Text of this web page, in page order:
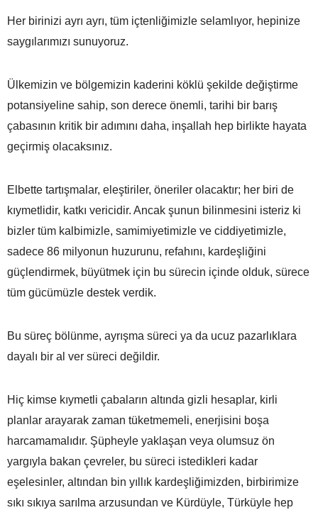
Her birinizi ayrı ayrı, tüm içtenliğimizle selamlıyor, hepinize
saygılarımızı sunuyoruz.
Ülkemizin ve bölgemizin kaderini köklü şekilde değiştirme
potansiyeline sahip, son derece önemli, tarihi bir barış
çabasının kritik bir adımını daha, inşallah hep birlikte hayata
geçirmiş olacaksınız.
Elbette tartışmalar, eleştiriler, öneriler olacaktır; her biri de
kıymetlidir, katkı vericidir. Ancak şunun bilinmesini isteriz ki
bizler tüm kalbimizle, samimiyetimizle ve ciddiyetimizle,
sadece 86 milyonun huzurunu, refahını, kardeşliğini
güçlendirmek, büyütmek için bu sürecin içinde olduk, sürece
tüm gücümüzle destek verdik.
Bu süreç bölünme, ayrışma süreci ya da ucuz pazarlıklara
dayalı bir al ver süreci değildir.
Hiç kimse kıymetli çabaların altında gizli hesaplar, kirli
planlar arayarak zaman tüketmemeli, enerjisini boşa
harcamamalıdır. Şüpheyle yaklaşan veya olumsuz ön
yargıyla bakan çevreler, bu süreci istedikleri kadar
eşelesinler, altından bin yıllık kardeşliğimizden, birbirimize
sıkı sıkıya sarılma arzusundan ve Kürdüyle, Türküyle hep